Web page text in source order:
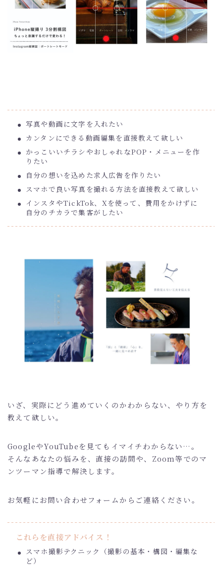
写真や動画に文字を入れたい
カンタンにできる動画編集を直接教えて欲しい
かっこいいチラシやおしゃれなPOP・メニューを作
りたい
自分の想いを込めた求人広告を作りたい
スマホで良い写真を撮れる方法を直接教えて欲しい
インスタやTickTok、Xを使って、費用をかけずに
自分のチカラで集客がしたい
いざ、実際にどう進めていくのかわからない、やり方を
教えて欲しい。
GoogleやYouTubeを見てもイマイチわからない…。
そんなあなたの悩みを、直接の訪問や、Zoom等でのマ
ンツーマン指導で解決します。
お気軽にお問い合わせフォームからご連絡ください。
これらを直接アドバイス！
スマホ撮影テクニック（撮影の基本・構図・編集な
ど）